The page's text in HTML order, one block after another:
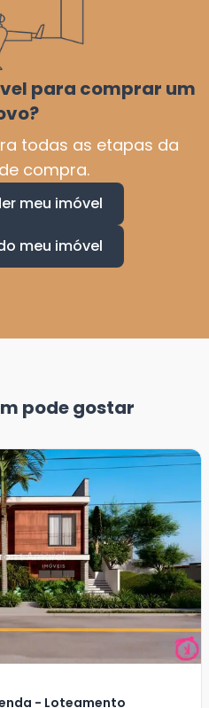
para comprar um
todas as etapas da
compra.
meu imóvel
meu imóvel
pode gostar
- Loteamento